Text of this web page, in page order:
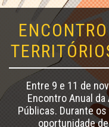
Entre 9 e 11 de
Encontro Anual
Públicas. Durante
oportunidade